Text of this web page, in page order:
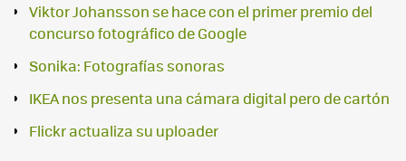
Viktor Johansson se hace con el primer premio del
concurso fotográfico de Google
Sonika: Fotografías sonoras
IKEA nos presenta una cámara digital pero de cartón
Flickr actualiza su uploader